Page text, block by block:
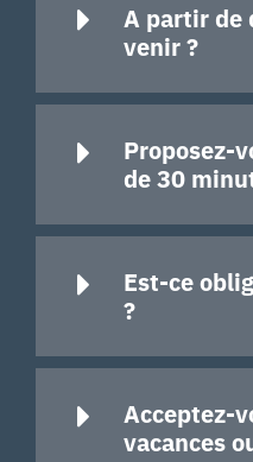
A partir de
venir ?
Proposez-
de 30
Est-ce
?
Acceptez-
vacances